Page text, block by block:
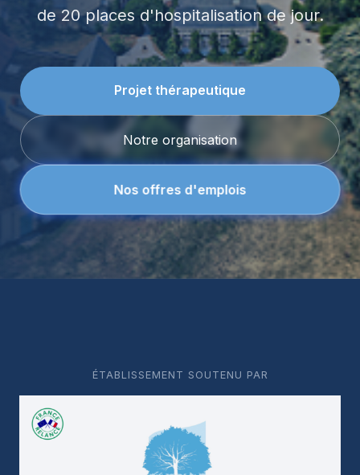
de 20 places d'hospitalisation de jour.
Projet thérapeutique
Notre organisation
Nos offres d'emplois
ÉTABLISSEMENT SOUTENU PAR